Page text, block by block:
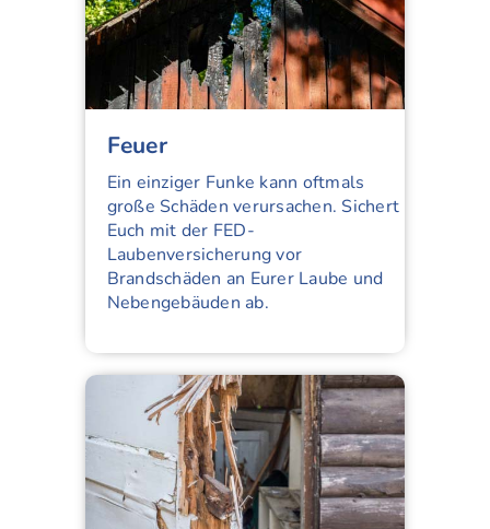
Feuer
Ein einziger Funke kann oftmals
große Schäden verursachen. Sichert
Euch mit der FED-
Laubenversicherung vor
Brandschäden an Eurer Laube und
Nebengebäuden ab.